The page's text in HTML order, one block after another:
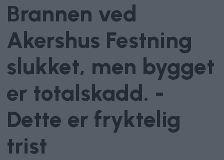
Brannen ved
Akershus Festning
slukket, men bygget
er totalskadd. -
Dette er fryktelig
trist